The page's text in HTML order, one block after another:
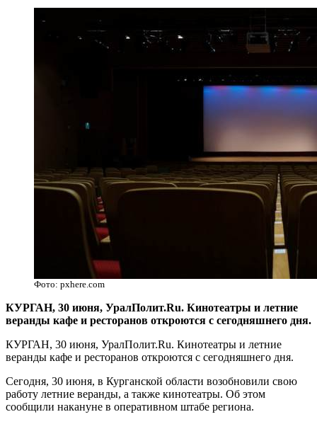
Фото: pxhere.com
​КУРГАН, 30 июня, УралПолит.Ru. Кинотеатры и летние
веранды кафе и ресторанов откроются с сегодняшнего дня.
КУРГАН, 30 июня, УралПолит.Ru. Кинотеатры и летние
веранды кафе и ресторанов откроются с сегодняшнего дня.
Сегодня, 30 июня, в Курганской области возобновили свою
работу летние веранды, а также кинотеатры. Об этом
сообщили накануне в оперативном штабе региона.